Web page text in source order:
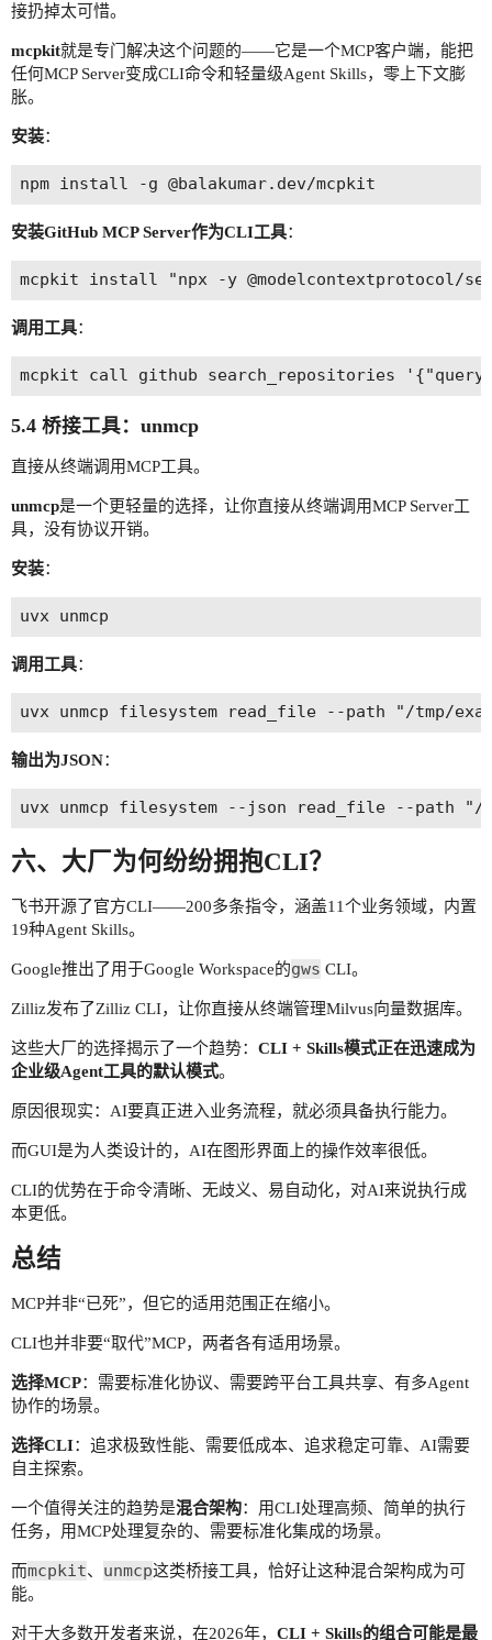
接扔掉太可惜。
mcpkit就是专门解决这个问题的——它是一个MCP客户端，能把
任何MCP Server变成CLI命令和轻量级Agent Skills，零上下文膨
胀。
安装：
安装GitHub MCP Server作为CLI工具：
调用工具：
5.4 桥接工具：unmcp
直接从终端调用MCP工具。
unmcp是一个更轻量的选择，让你直接从终端调用MCP Server工
具，没有协议开销。
安装：
调用工具：
输出为JSON：
六、大厂为何纷纷拥抱CLI？
飞书开源了官方CLI——200多条指令，涵盖11个业务领域，内置
19种Agent Skills。
Google推出了用于Google Workspace的gws CLI。
Zilliz发布了Zilliz CLI，让你直接从终端管理Milvus向量数据库。
这些大厂的选择揭示了一个趋势： CLI + Skills模式正在迅速成为
企业级Agent工具的默认模式。
原因很现实：AI要真正进入业务流程，就必须具备执行能力。
而GUI是为人类设计的，AI在图形界面上的操作效率很低。
CLI的优势在于命令清晰、无歧义、易自动化，对AI来说执行成
本更低。
总结
MCP并非“已死”，但它的适用范围正在缩小。
CLI也并非要“取代”MCP，两者各有适用场景。
选择MCP：需要标准化协议、需要跨平台工具共享、有多Agent
协作的场景。
选择CLI：追求极致性能、需要低成本、追求稳定可靠、AI需要
自主探索。
一个值得关注的趋势是混合架构：用CLI处理高频、简单的执行
任务，用MCP处理复杂的、需要标准化集成的场景。
而mcpkit、 unmcp这类桥接工具，恰好让这种混合架构成为可
能。
对于大多数开发者来说，在2026年， CLI + Skills的组合可能是最